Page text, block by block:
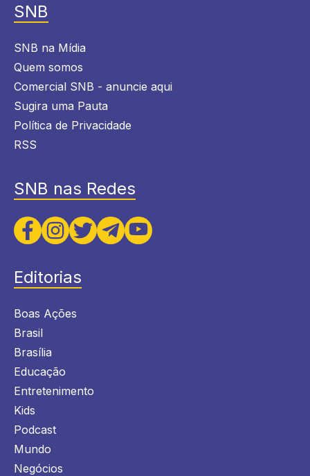
SNB
SNB na Mídia
Quem somos
Comercial SNB - anuncie aqui
Sugira uma Pauta
Política de Privacidade
RSS
SNB nas Redes
Editorias
Boas Ações
Brasil
Brasília
Educação
Entretenimento
Kids
Podcast
Mundo
Negócios